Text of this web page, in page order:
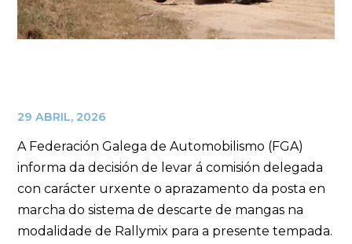
29 ABRIL, 2026
A Federación Galega de Automobilismo (FGA)
informa da decisión de levar á comisión delegada
con carácter urxente o aprazamento da posta en
marcha do sistema de descarte de mangas na
modalidade de Rallymix para a presente tempada.